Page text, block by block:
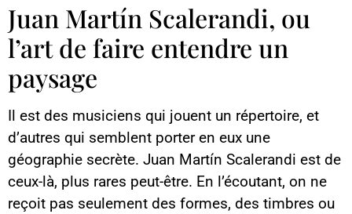
Juan Martín Scalerandi, ou
l’art de faire entendre un
paysage
Il est des musiciens qui jouent un répertoire, et
d’autres qui semblent porter en eux une
géographie secrète. Juan Martín Scalerandi est de
ceux-là, plus rares peut-être. En l’écoutant, on ne
reçoit pas seulement des formes, des timbres ou